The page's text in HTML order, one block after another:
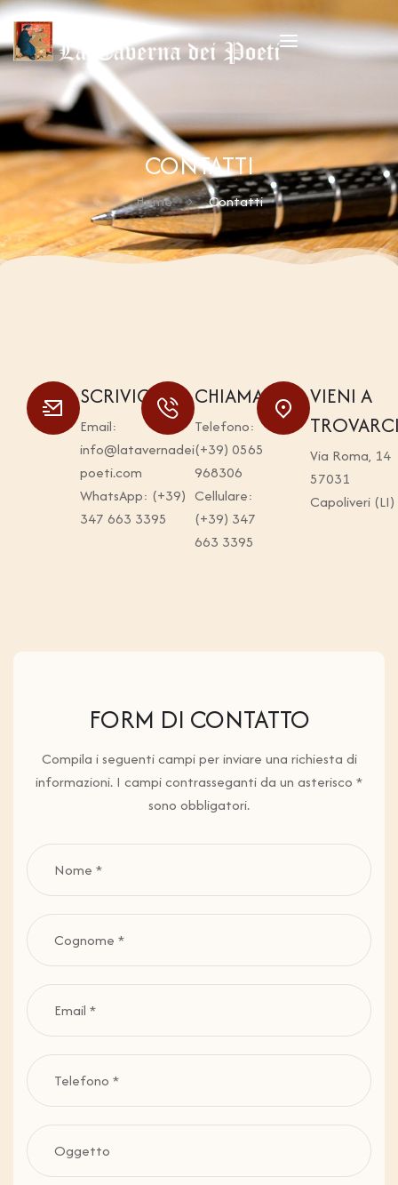
CONTATTI
Home Contatti
SCRIVICI
Email:
info@latavernadei
poeti.com
WhatsApp: (+39)
347 663 3395
CHIAMACI
Telefono:
(+39) 0565
968306
Cellulare:
(+39) 347
663 3395
VIENI A
Via Roma, 14
57031
Capoliveri (LI)
FORM DI CONTATTO
Compila i seguenti campi per inviare una richiesta di
informazioni. I campi contrasseganti da un asterisco *
sono obbligatori.